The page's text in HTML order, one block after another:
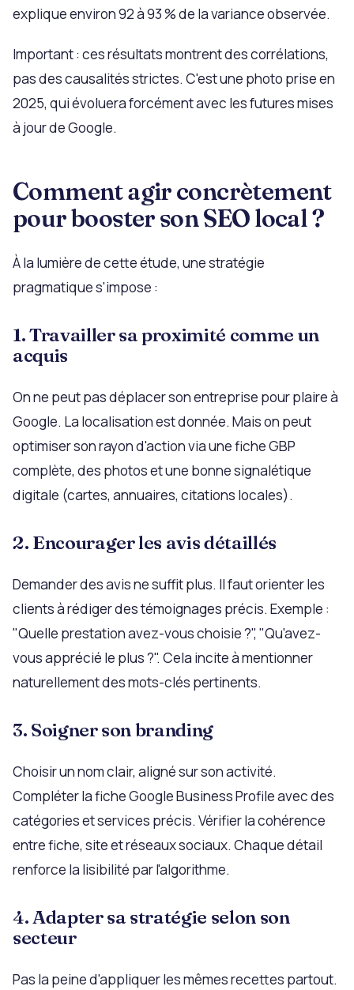
explique environ 92 à 93 % de la variance observée.
Important : ces résultats montrent des corrélations,
pas des causalités strictes. C'est une photo prise en
2025, qui évoluera forcément avec les futures mises
à jour de Google.
Comment agir concrètement
pour booster son SEO local ?
À la lumière de cette étude, une stratégie
pragmatique s'impose :
1. Travailler sa proximité comme un
acquis
On ne peut pas déplacer son entreprise pour plaire à
Google. La localisation est donnée. Mais on peut
optimiser son rayon d'action via une fiche GBP
complète, des photos et une bonne signalétique
digitale (cartes, annuaires, citations locales).
2. Encourager les avis détaillés
Demander des avis ne suffit plus. Il faut orienter les
clients à rédiger des témoignages précis. Exemple :
"Quelle prestation avez-vous choisie ?", "Qu'avez-
vous apprécié le plus ?". Cela incite à mentionner
naturellement des mots-clés pertinents.
3. Soigner son branding
Choisir un nom clair, aligné sur son activité.
Compléter la fiche Google Business Profile avec des
catégories et services précis. Vérifier la cohérence
entre fiche, site et réseaux sociaux. Chaque détail
renforce la lisibilité par l'algorithme.
4. Adapter sa stratégie selon son
secteur
Pas la peine d'appliquer les mêmes recettes partout.